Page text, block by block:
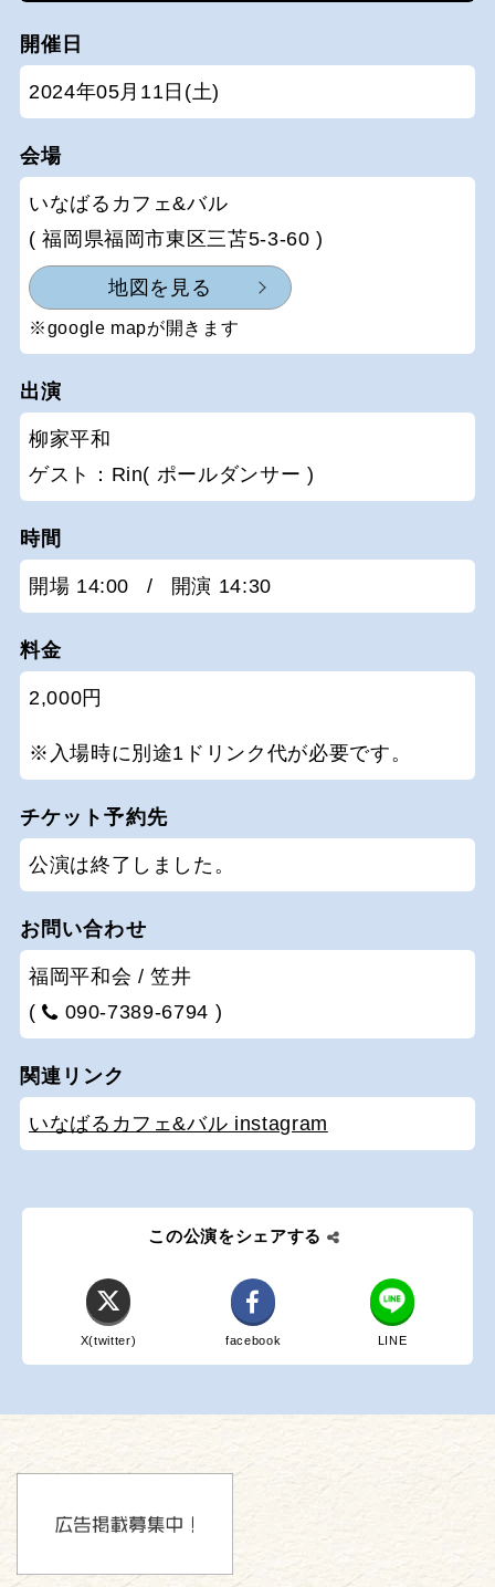
開催日
2024年05月11日(土)
会場
いなばるカフェ&バル
( 福岡県福岡市東区三苫5-3-60 )
地図を見る
※google mapが開きます
出演
柳家平和
ゲスト：Rin( ポールダンサー )
時間
開場 14:00 / 開演 14:30
料金
2,000円
※入場時に別途1ドリンク代が必要です。
チケット予約先
公演は終了しました。
お問い合わせ
福岡平和会 / 笠井
(
090-7389-6794 )
関連リンク
いなばるカフェ&バル instagram
この公演をシェアする
X(twitter) facebook LINE